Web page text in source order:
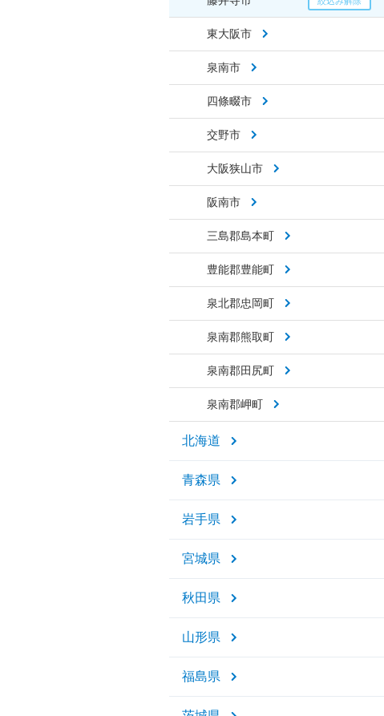
東大阪市
泉南市
四條畷市
交野市
大阪狭山市
阪南市
三島郡島本町
豊能郡豊能町
泉北郡忠岡町
泉南郡熊取町
泉南郡田尻町
泉南郡岬町
北海道
青森県
岩手県
宮城県
秋田県
山形県
福島県